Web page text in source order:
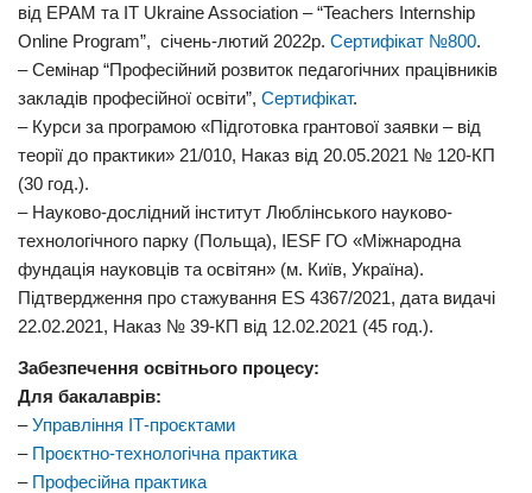
від ЕРАМ та IT Ukraine Association – “Teachers Internship
Online Program”, січень-лютий 2022р. Сертифікат №800.
– Семінар “Професійний розвиток педагогічних працівників
закладів професійної освіти”, Cертифікат.
– Курси за програмою «Підготовка грантової заявки – від
теорії до практики» 21/010, Наказ від 20.05.2021 № 120-КП
(30 год.).
– Науково-дослідний інститут Люблінського науково-
технологічного парку (Польща), IESF ГО «Міжнародна
фундація науковців та освітян» (м. Київ, Україна).
Підтвердження про стажування ES 4367/2021, дата видачі
22.02.2021, Наказ № 39-КП від 12.02.2021 (45 год.).
Забезпечення освітнього процесу:
Для бакалаврів:
–Управління ІТ-проєктами
– Проєктно-технологічна практика
– Професійна практика